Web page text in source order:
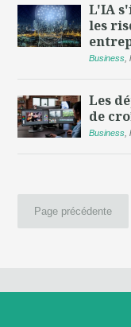
L'IA
les
Business ,
Les
de
Business ,
Page précédente